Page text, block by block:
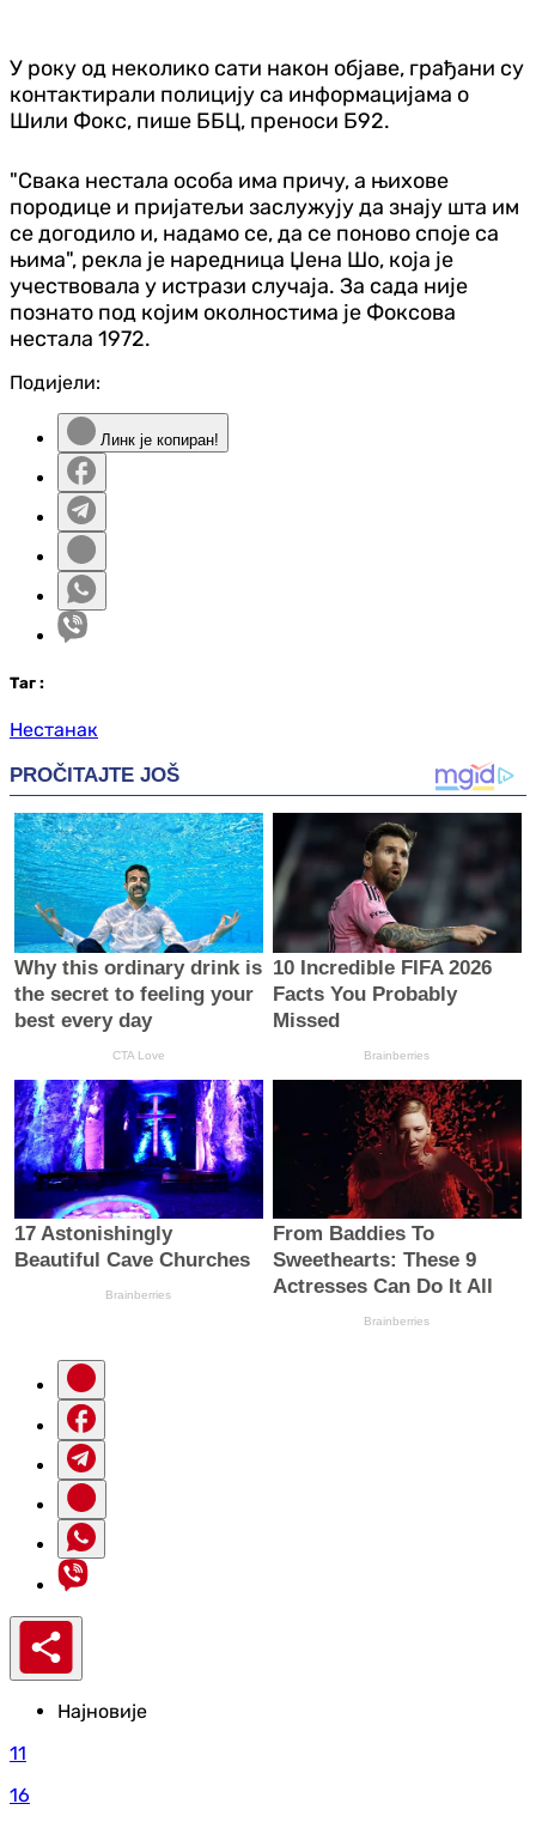
У року од неколико сати након објаве, грађани су
контактирали полицију са информацијама о
Шили Фокс, пише ББЦ, преноси Б92.
"Свака нестала особа има причу, а њихове
породице и пријатељи заслужују да знају шта им
се догодило и, надамо се, да се поново споје са
њима", рекла је наредница Џена Шо, која је
учествовала у истрази случаја. За сада није
познато под којим околностима је Фоксова
нестала 1972.
Подијели:
Линк је копиран!
Таг :
Нестанак
Најновије
11
16